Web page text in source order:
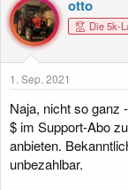
t
i
o
n
n
otto
Die 5k-
1. Sep. 2021
Naja, nicht so ganz
$ im Support-Abo
anbieten.
unbezahlbar.